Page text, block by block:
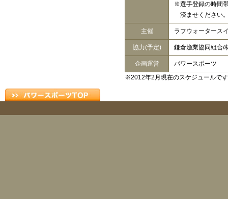
※選手登録の時間
済ませください
主催 ラフウォータース
協力(予定) 鎌倉漁業協同組合/
企画運営
パワースポーツ
※2012年2月現在のスケジュールで